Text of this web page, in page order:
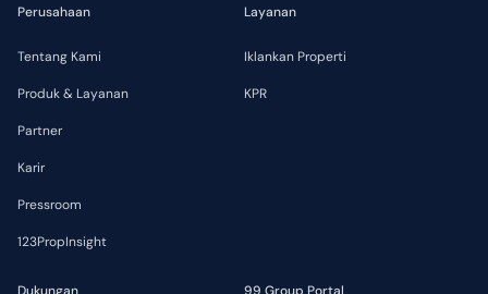
Perusahaan
Tentang Kami
Produk & Layanan
Partner
Karir
Pressroom
123PropInsight
Layanan
Iklankan Properti
KPR